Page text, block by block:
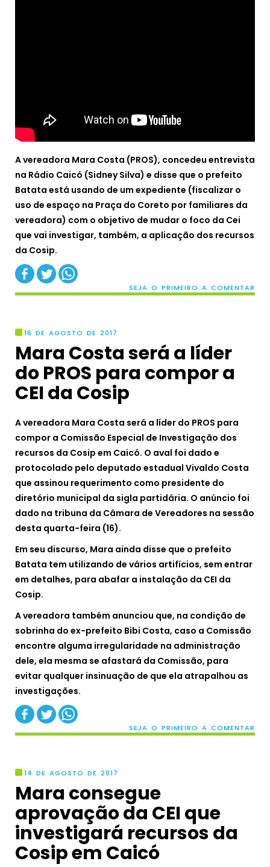
A vereadora Mara Costa (PROS), concedeu entrevista
na Rádio Caicó (Sidney Silva) e disse que o prefeito
Batata está usando de um expediente (fiscalizar o
uso de espaço na Praça do Coreto por familiares da
vereadora) com o objetivo de mudar o foco da Cei
que vai investigar, também, a aplicação dos recursos
da Cosip.
SEJA O PRIMEIRO A COMENTAR
16 DE AGOSTO DE 2017
Mara Costa será a líder
do PROS para compor a
CEI da Cosip
A vereadora Mara Costa será a líder do PROS para
compor a Comissão Especial de Investigação dos
recursos da Cosip em Caicó. O aval foi dado e
protocolado pelo deputado estadual Vivaldo Costa
que assinou requerimento como presidente do
diretório municipal da sigla partidária. O anúncio foi
dado na tribuna da Câmara de Vereadores na sessão
desta quarta-feira (16).
Em seu discurso, Mara ainda disse que o prefeito
Batata tem utilizando de vários artifícios, sem entrar
em detalhes, para abafar a instalação da CEI da
Cosip.
A vereadora também anunciou que, na condição de
sobrinha do ex-prefeito Bibi Costa, caso a Comissão
encontre alguma irregularidade na administração
dele, ela mesma se afastará da Comissão, para
evitar qualquer insinuação de que ela atrapalhou as
investigações.
SEJA O PRIMEIRO A COMENTAR
14 DE AGOSTO DE 2017
Mara consegue
aprovação da CEI que
investigará recursos da
Cosip em Caicó